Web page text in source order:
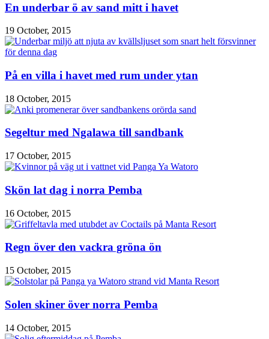
En underbar ö av sand mitt i havet
19 October, 2015
På en villa i havet med rum under ytan
18 October, 2015
Segeltur med Ngalawa till sandbank
17 October, 2015
Skön lat dag i norra Pemba
16 October, 2015
Regn över den vackra gröna ön
15 October, 2015
Solen skiner över norra Pemba
14 October, 2015